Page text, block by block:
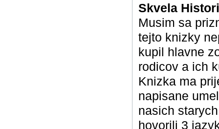
Skvela
Musim sa
tejto knizky
kupil hlavne
rodicov a ich
Knizka ma
napisane
nasich
hovorili 3